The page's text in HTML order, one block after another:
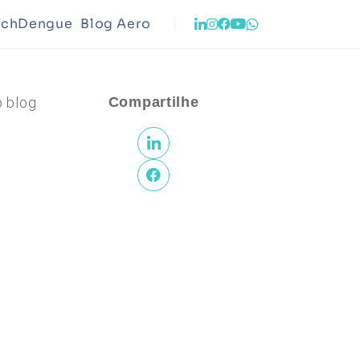
Meio Ambiente
Blog Aero
blog Compartilhe